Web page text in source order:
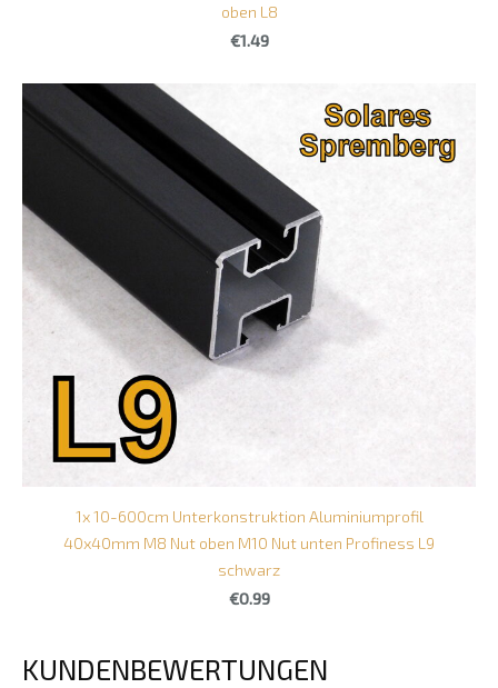
oben L8
€1.49
1x 10-600cm Unterkonstruktion Aluminiumprofil
40x40mm M8 Nut oben M10 Nut unten Profiness L9
schwarz
€0.99
KUNDENBEWERTUNGEN